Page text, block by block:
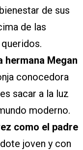
de sus
de las
hermana Megan
conocedora
sacar a la luz
moderno.
como el padre
joven y con